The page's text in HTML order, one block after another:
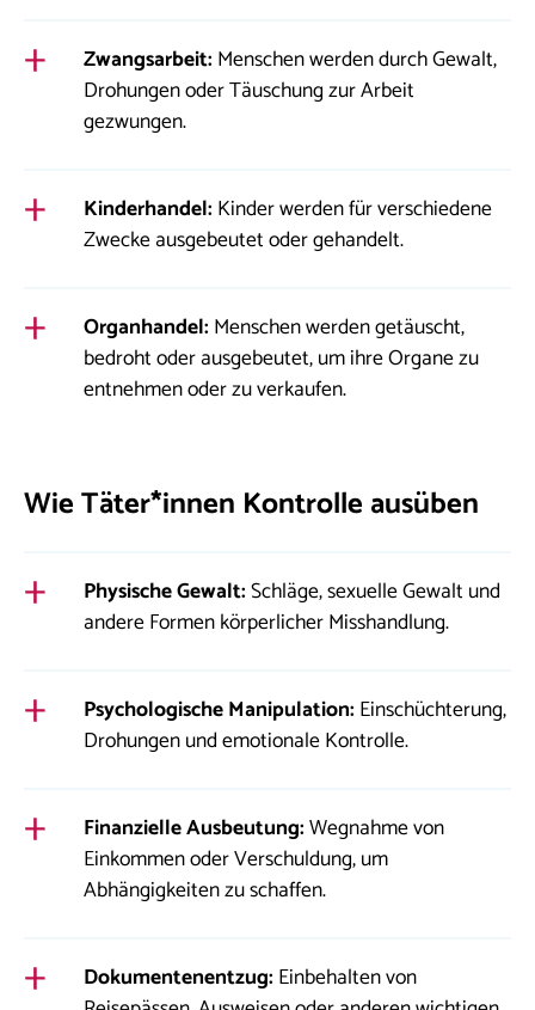
Zwangsarbeit: Menschen werden durch Gewalt,
Drohungen oder Täuschung zur Arbeit
gezwungen.
Kinderhandel: Kinder werden für verschiedene
Zwecke ausgebeutet oder gehandelt.
Organhandel: Menschen werden getäuscht,
bedroht oder ausgebeutet, um ihre Organe zu
entnehmen oder zu verkaufen.
Wie Täter*innen Kontrolle ausüben
Physische Gewalt:Schläge, sexuelle Gewalt und
andere Formen körperlicher Misshandlung.
Psychologische Manipulation: Einschüchterung,
Drohungen und emotionale Kontrolle.
Finanzielle Ausbeutung:Wegnahme von
Einkommen oder Verschuldung, um
Abhängigkeiten zu schaffen.
Dokumentenentzug: Einbehalten von